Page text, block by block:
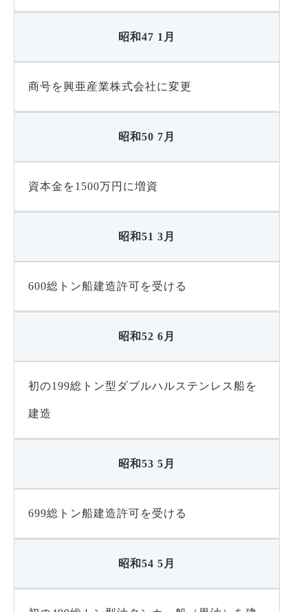
昭和47 1月
商号を興亜産業株式会社に変更
昭和50 7月
資本金を1500万円に増資
昭和51 3月
600総トン船建造許可を受ける
昭和52 6月
初の199総トン型ダブルハルステンレス船を
建造
昭和53 5月
699総トン船建造許可を受ける
昭和54 5月